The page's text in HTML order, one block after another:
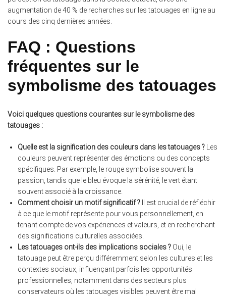
augmentation de 40 % de recherches sur les tatouages en ligne au
cours des cinq dernières années.
FAQ : Questions
fréquentes sur le
symbolisme des tatouages
Voici quelques questions courantes sur le symbolisme des
tatouages :
Quelle est la signification des couleurs dans les tatouages ? Les
couleurs peuvent représenter des émotions ou des concepts
spécifiques. Par exemple, le rouge symbolise souvent la
passion, tandis que le bleu évoque la sérénité, le vert étant
souvent associé à la croissance.
Comment choisir un motif significatif ? Il est crucial de réfléchir
à ce que le motif représente pour vous personnellement, en
tenant compte de vos expériences et valeurs, et en recherchant
des significations culturelles associées.
Les tatouages ont-ils des implications sociales ? Oui, le
tatouage peut être perçu différemment selon les cultures et les
contextes sociaux, influençant parfois les opportunités
professionnelles, notamment dans des secteurs plus
conservateurs où les tatouages visibles peuvent être mal